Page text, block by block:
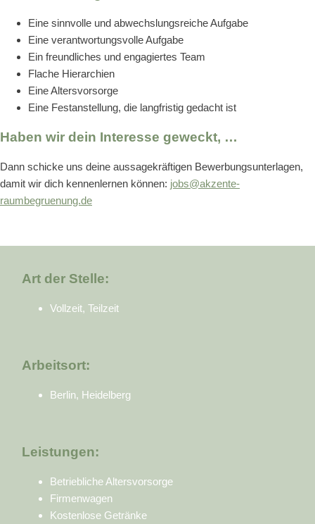
Eine sinnvolle und abwechslungsreiche Aufgabe
Eine verantwortungsvolle Aufgabe
Ein freundliches und engagiertes Team
Flache Hierarchien
Eine Altersvorsorge
Eine Festanstellung, die langfristig gedacht ist
Haben wir dein Interesse geweckt, …
Dann schicke uns deine aussagekräftigen Bewerbungsunterlagen,
damit wir dich kennenlernen können: jobs@akzente-
raumbegruenung.de
Art der Stelle:
Vollzeit, Teilzeit
Arbeitsort:
Berlin, Heidelberg
Leistungen:
Betriebliche Altersvorsorge
Firmenwagen
Kostenlose Getränke